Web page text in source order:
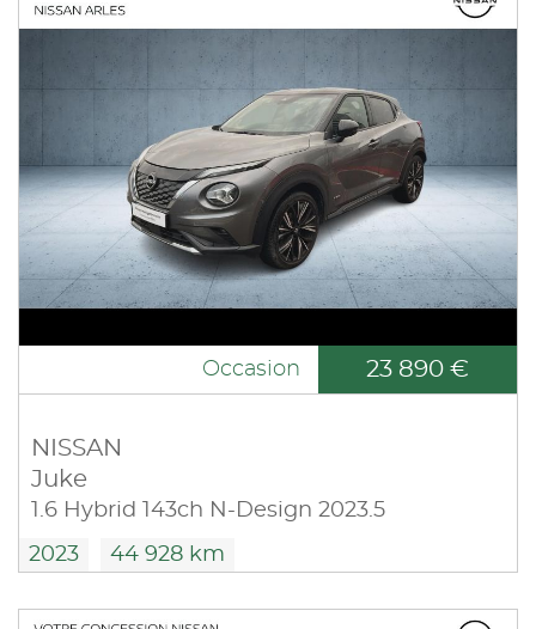
Occasion 23 890 €
NISSAN
Juke
1.6 Hybrid 143ch N-Design 2023.5
2023 44 928 km